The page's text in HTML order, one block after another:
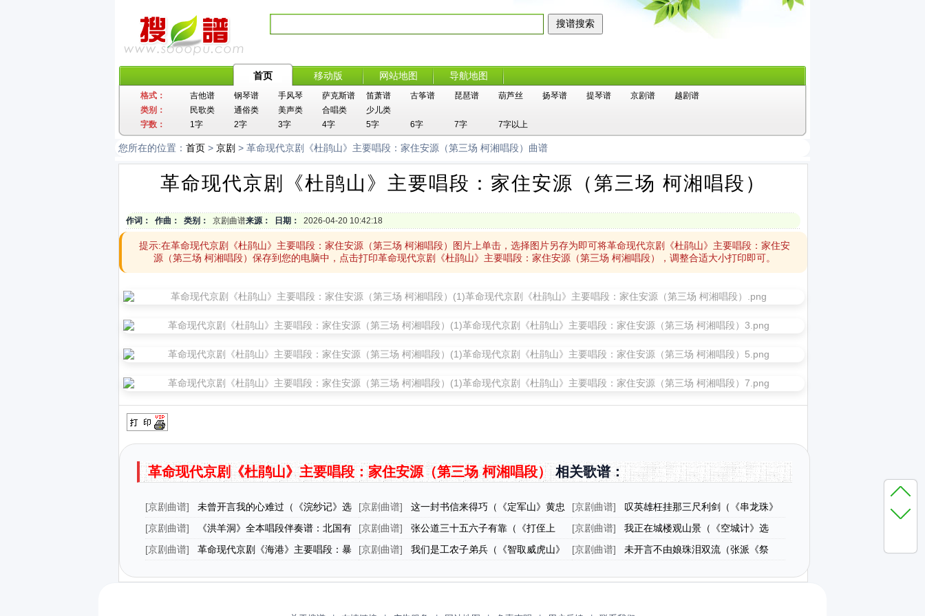
首页 移动版 网站地图 导航地图
格式： 吉他谱 钢琴谱 手风琴 萨克斯谱 笛萧谱 古筝谱 琵琶谱 葫芦丝 扬琴谱 提琴谱 京剧谱
越剧谱
类别：
民歌类 通俗类 美声类 合唱类
少儿类
字数：
1字 2字 3字 4字 5字 6字 7字 7字以上
您所在的位置： 首页 > 京剧 > 革命现代京剧《杜鹃山》主要唱段：家住安源（第三场 柯湘唱段）曲谱
革命现代京剧《杜鹃山》主要唱段：家住安源（第三场 柯湘唱段）
作词： 作曲： 类别： 京剧曲谱来源： 日期： 2026-04-20 10:42:18
提示:在革命现代京剧《杜鹃山》主要唱段：家住安源（第三场 柯湘唱段）图片上单击，选择图片另存为即可将革命现代京剧《杜鹃山》主要唱段：家住安
源（第三场 柯湘唱段）保存到您的电脑中，点击打印革命现代京剧《杜鹃山》主要唱段：家住安源（第三场 柯湘唱段），调整合适大小打印即可。
革命现代京剧《杜鹃山》主要唱段：家住安源（第三场 柯湘唱段）相关歌谱：
[京剧曲谱]
未曾开言我的心难过（《浣纱记》选
段、伍子胥唱段）
[京剧曲谱]
这一封书信来得巧（《定军山》黄忠
唱段）
[京剧曲谱]
叹英雄枉挂那三尺利剑（《串龙珠》
选段、徐达唱段）
[京剧曲谱]
《洪羊洞》全本唱段伴奏谱：北国有
个洪羊洞（孟良 焦赞唱段）
[京剧曲谱]
张公道三十五六子有靠（《打侄上
坟》陈伯愚唱段、琴谱）
[京剧曲谱]
我正在城楼观山景（《空城计》选
段、诸葛亮唱段、谭鑫培演唱版）
[京剧曲谱]
革命现代京剧《海港》主要唱段：暴
[京剧曲谱]
我们是工农子弟兵（《智取威虎山》
[京剧曲谱]
未开言不由娘珠泪双流（张派《祭